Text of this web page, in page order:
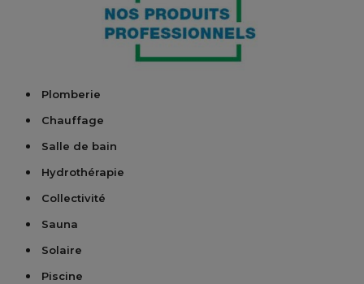
Plomberie
Chauffage
Salle de bain
Hydrothérapie
Collectivité
Sauna
Solaire
Piscine